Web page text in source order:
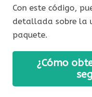
Con este código,
detallada sobre la
paquete.
¿Cómo